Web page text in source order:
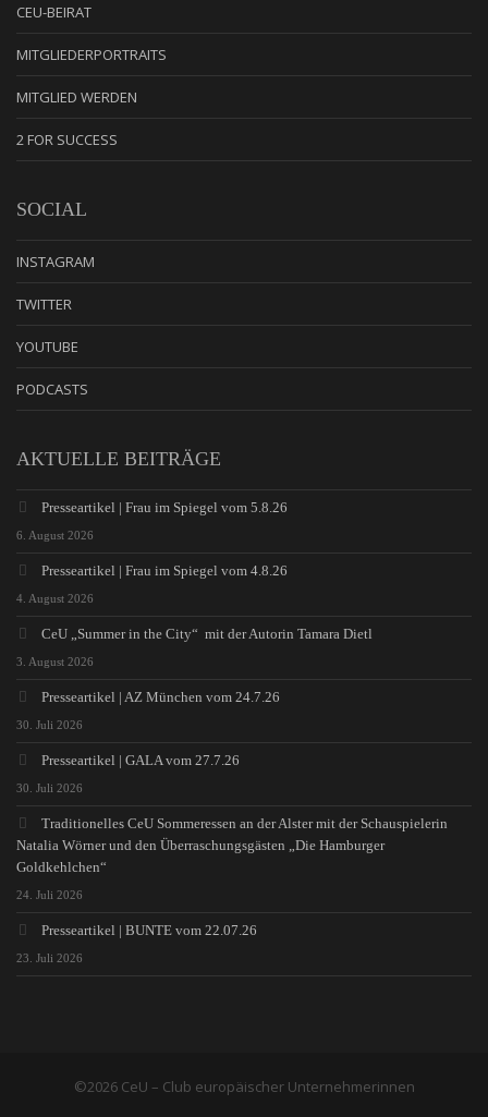
CEU-BEIRAT
MITGLIEDERPORTRAITS
MITGLIED WERDEN
2 FOR SUCCESS
SOCIAL
INSTAGRAM
TWITTER
YOUTUBE
PODCASTS
AKTUELLE BEITRÄGE
Presseartikel | Frau im Spiegel vom 5.8.26
6. August 2026
Presseartikel | Frau im Spiegel vom 4.8.26
4. August 2026
CeU „Summer in the City“ mit der Autorin Tamara Dietl
3. August 2026
Presseartikel | AZ München vom 24.7.26
30. Juli 2026
Presseartikel | GALA vom 27.7.26
30. Juli 2026
Traditionelles CeU Sommeressen an der Alster mit der Schauspielerin
Natalia Wörner und den Überraschungsgästen „Die Hamburger
Goldkehlchen“
24. Juli 2026
Presseartikel | BUNTE vom 22.07.26
23. Juli 2026
©2026 CeU – Club europäischer Unternehmerinnen